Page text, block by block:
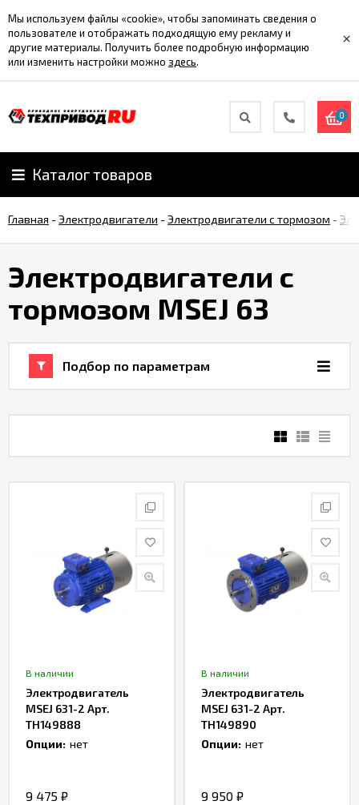
Мы используем файлы «cookie», чтобы запоминать сведения о
пользователе и отображать подходящую ему рекламу и
другие материалы. Получить более подробную информацию
или изменить настройки можно здесь.
×
0
Каталог товаров
Главная -Электродвигатели -Электродвигатели с тормозом -
Электродвигатели с
тормозом MSEJ 63
Подбор по параметрам
В наличии
Электродвигатель
MSEJ 631-2 Арт.
TH149888
Опции: нет
9 475 ₽
В наличии
Электродвигатель
MSEJ 631-2 Арт.
TH149890
Опции: нет
9 950 ₽